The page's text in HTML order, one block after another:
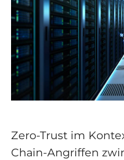
Zero-Trust im
Chain-Angriffen